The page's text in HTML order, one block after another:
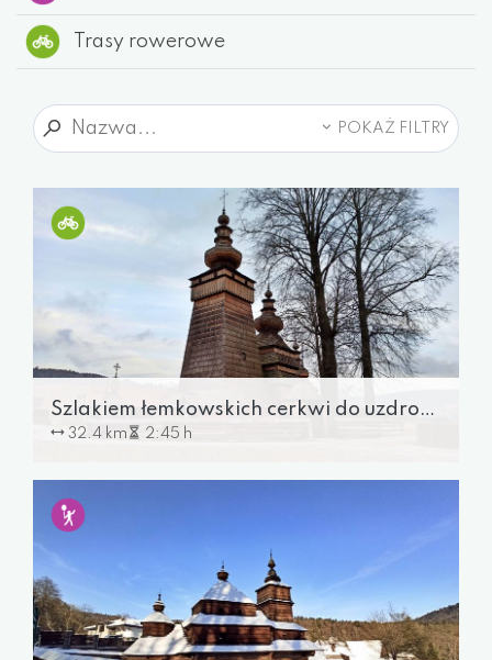
Trasy rowerowe
POKAŻ FILTRY
Szlakiem łemkowskich cerkwi do uzdrowiska
32.4 km 2:45 h